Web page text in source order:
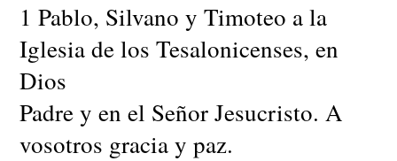
1 Pablo, Silvano y Timoteo a la
Iglesia de los Tesalonicenses, en
Dios
Padre y en el Señor Jesucristo. A
vosotros gracia y paz.